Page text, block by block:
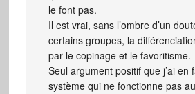
le font pas.
Il est vrai, sans l’ombre d’un
certains groupes, la
par le copinage et le favoritisme.
Seul argument positif que j’ai en
système qui ne fonctionne pas